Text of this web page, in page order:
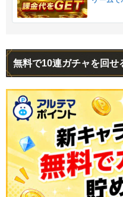
無料で10連ガチャを回せ